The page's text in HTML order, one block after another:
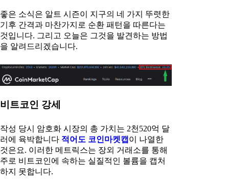
좋은 소식은 알트 시즌이 지구의 네 가지 뚜렷한
기후 간격과 마찬가지로 순환 패턴을 따른다는
것입니다. 그리고 오늘은 그것을 발견하는 방법
을 알려드리겠습니다.
비트코인 강세
작성 당시 암호화 시장의 총 가치는 2천520억 달
러에 육박합니다 적어도 코인마켓캡 이 나열한
것은요. 이러한 메트릭스는 장외 거래소를 통해
주로 비트코인에 속하는 실질적인 볼륨을 캡처
하지 못합니다.